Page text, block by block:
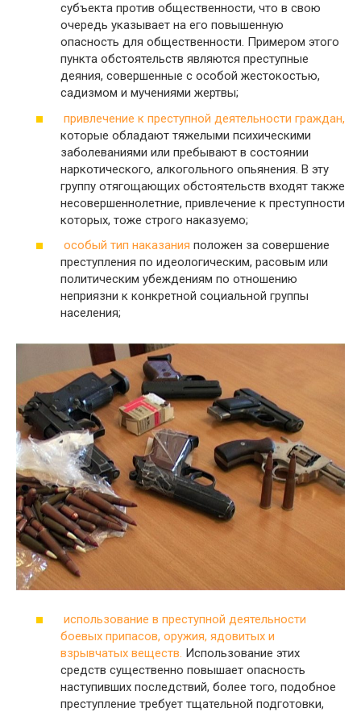
субъекта против общественности, что в свою
очередь указывает на его повышенную
опасность для общественности. Примером этого
пункта обстоятельств являются преступные
деяния, совершенные с особой жестокостью,
садизмом и мучениями жертвы;
привлечение к преступной деятельности граждан,
которые обладают тяжелыми психическими
заболеваниями или пребывают в состоянии
наркотического, алкогольного опьянения. В эту
группу отягощающих обстоятельств входят также
несовершеннолетние, привлечение к преступности
которых, тоже строго наказуемо;
особый тип наказания положен за совершение
преступления по идеологическим, расовым или
политическим убеждениям по отношению
неприязни к конкретной социальной группы
населения;
использование в преступной деятельности
боевых припасов, оружия, ядовитых и
взрывчатых веществ. Использование этих
средств существенно повышает опасность
наступивших последствий, более того, подобное
преступление требует тщательной подготовки,